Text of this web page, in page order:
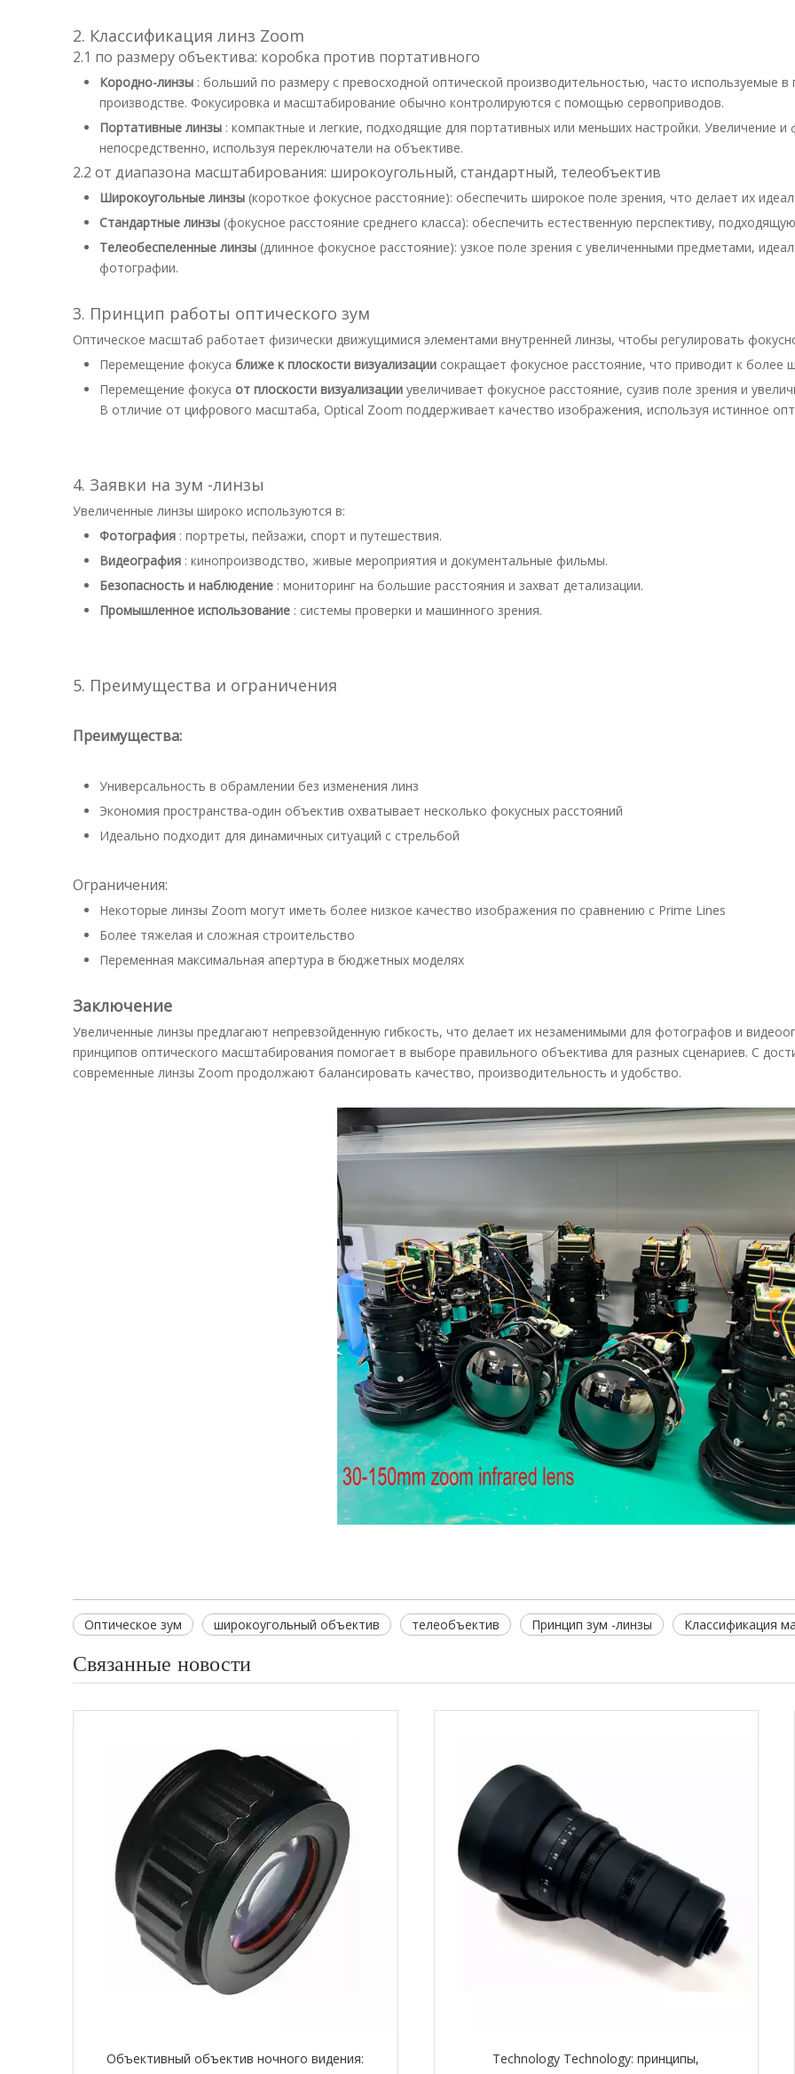
2. Классификация линз Zoom
2.1 по размеру объектива: коробка против портативного
Кородно-линзы : больший по размеру с превосходной оптической производительностью, часто используемые
производстве. Фокусировка и масштабирование обычно контролируются с помощью сервоприводов.
Портативные линзы : компактные и легкие, подходящие для портативных или меньших настройки. Увеличение
непосредственно, используя переключатели на объективе.
2.2 от диапазона масштабирования: широкоугольный, стандартный, телеобъектив
Широкоугольные линзы (короткое фокусное расстояние): обеспечить широкое поле зрения, что делает их
Стандартные линзы (фокусное расстояние среднего класса): обеспечить естественную перспективу,
Телеобеспеленные линзы (длинное фокусное расстояние): узкое поле зрения с увеличенными предметами,
фотографии.
3. Принцип работы оптического зум
Оптическое масштаб работает физически движущимися элементами внутренней линзы, чтобы регулировать
Перемещение фокуса ближе к плоскости визуализации сокращает фокусное расстояние, что приводит к более
Перемещение фокуса от плоскости визуализации увеличивает фокусное расстояние, сузив поле зрения и
В отличие от цифрового масштаба, Optical Zoom поддерживает качество изображения, используя истинное
4. Заявки на зум -линзы
Увеличенные линзы широко используются в:
Фотография : портреты, пейзажи, спорт и путешествия.
Видеография : кинопроизводство, живые мероприятия и документальные фильмы.
Безопасность и наблюдение : мониторинг на большие расстояния и захват детализации.
Промышленное использование : системы проверки и машинного зрения.
5. Преимущества и ограничения
Преимущества:
Универсальность в обрамлении без изменения линз
Экономия пространства-один объектив охватывает несколько фокусных расстояний
Идеально подходит для динамичных ситуаций с стрельбой
Ограничения:
Некоторые линзы Zoom могут иметь более низкое качество изображения по сравнению с Prime Lines
Более тяжелая и сложная строительство
Переменная максимальная апертура в бюджетных моделях
Заключение
Увеличенные линзы предлагают непревзойденную гибкость, что делает их незаменимыми для фотографов и
принципов оптического масштабирования помогает в выборе правильного объектива для разных сценариев. С
современные линзы Zoom продолжают балансировать качество, производительность и удобство.
Оптическое зум широкоугольный объектив телеобъектив Принцип зум -линзы Классификация
Связанные новости
Объективный объектив ночного видения:
Technology Technology: принципы,